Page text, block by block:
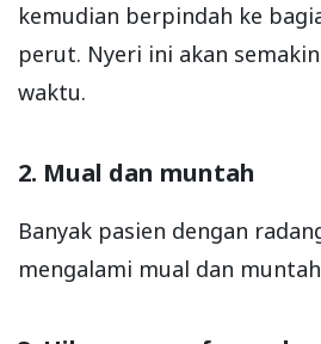
kemudian berpindah ke
perut. Nyeri ini akan
waktu.
2. Mual dan muntah
Banyak pasien dengan
mengalami mual dan